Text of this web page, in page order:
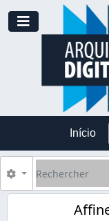
Skip to main content
Toggle
Início
Rechercher
Search options